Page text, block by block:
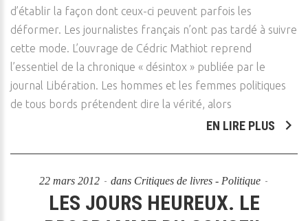
d’établir la façon dont ceux-ci peuvent parfois les
déformer. Les journalistes français n’ont pas tardé à suivre
cette mode. L’ouvrage de Cédric Mathiot reprend
l’essentiel de la chronique « désintox » publiée par le
journal Libération. Les hommes et les femmes politiques
de tous bords prétendent dire la vérité, alors
EN LIRE PLUS
22 mars 2012 dans Critiques de livres - Politique
LES JOURS HEUREUX. LE